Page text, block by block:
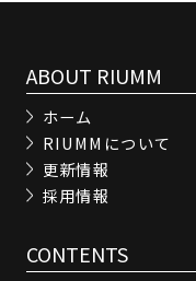
ABOUT RIUMM
ホーム
RIUMMについて
更新情報
採用情報
CONTENTS